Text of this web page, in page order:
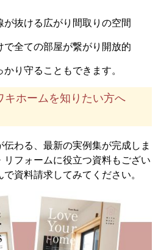
抜ける広がり間取りの空間
で全ての部屋が繋がり開放的
り守ることもできます。
キホームを知りたい方へ
わる、最新の実例集が完成しま
リフォームに役立つ資料もござい
資料請求してみてください。